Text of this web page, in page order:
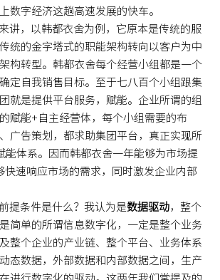
数字经济这趟高速发展的快车。
讲，以韩都衣舍为例，它原本是传统的服
统的金字塔式的职能架构转向以客户为中
构转型。韩都衣舍每个经营小组都是一个
定自我销售目标。至于七八百个小组跟集
就是提供平台服务，赋能。企业所谓的组
赋能+自主经营体，每个小组需要的布
广告策划，都求助集团平台，真正实现所
能体系。因而韩都衣舍一年能够为市场提
快速响应市场的需求，同时激发企业内部
提条件是什么？我认为是数据驱动，整个
简单的所谓信息数字化，一定是整个业务
整个企业的产业链、整个平台、业务体系
态数据，外部数据和内部数据之间，生产